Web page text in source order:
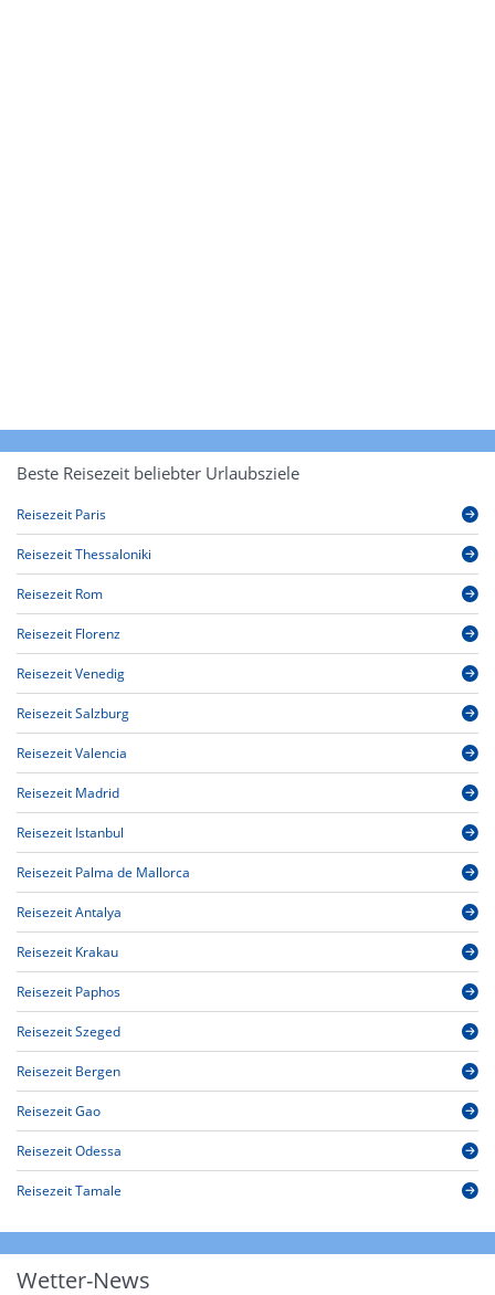
Beste Reisezeit beliebter Urlaubsziele
Reisezeit Paris
Reisezeit Thessaloniki
Reisezeit Rom
Reisezeit Florenz
Reisezeit Venedig
Reisezeit Salzburg
Reisezeit Valencia
Reisezeit Madrid
Reisezeit Istanbul
Reisezeit Palma de Mallorca
Reisezeit Antalya
Reisezeit Krakau
Reisezeit Paphos
Reisezeit Szeged
Reisezeit Bergen
Reisezeit Gao
Reisezeit Odessa
Reisezeit Tamale
Wetter-News